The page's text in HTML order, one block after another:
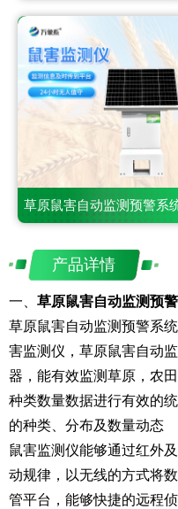
草原鼠害自动监测预警系
产品详情
一、 草原鼠害自动监测预
草原鼠害自动监测预警系
害监测仪，草原鼠害自动
器，能有效监测草原，农
种类数量数据进行有效的
的种类、分布及数量动态
鼠害监测仪能够通过红外
动规律，以无线的方式将
管平台，能够快捷的远程